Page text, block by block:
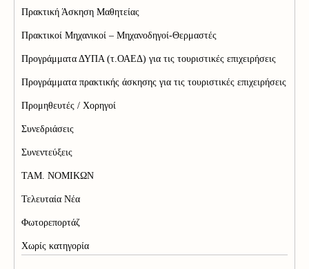
Πρακτική Άσκηση Μαθητείας
Πρακτικοί Μηχανικοί – Μηχανοδηγοί-Θερμαστές
Προγράμματα ΔΥΠΑ (τ.ΟΑΕΔ) για τις τουριστικές επιχειρήσεις
Προγράμματα πρακτικής άσκησης για τις τουριστικές επιχειρήσεις
Προμηθευτές / Χορηγοί
Συνεδριάσεις
Συνεντεύξεις
ΤΑΜ. ΝΟΜΙΚΩΝ
Τελευταία Νέα
Φωτορεπορτάζ
Χωρίς κατηγορία